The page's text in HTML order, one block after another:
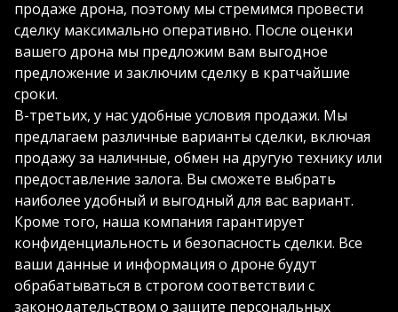
продаже дрона, поэтому мы стремимся провести
сделку максимально оперативно. После оценки
вашего дрона мы предложим вам выгодное
предложение и заключим сделку в кратчайшие
сроки.
В-третьих, у нас удобные условия продажи. Мы
предлагаем различные варианты сделки, включая
продажу за наличные, обмен на другую технику или
предоставление залога. Вы сможете выбрать
наиболее удобный и выгодный для вас вариант.
Кроме того, наша компания гарантирует
конфиденциальность и безопасность сделки. Все
ваши данные и информация о дроне будут
обрабатываться в строгом соответствии с
законодательством о защите персональных